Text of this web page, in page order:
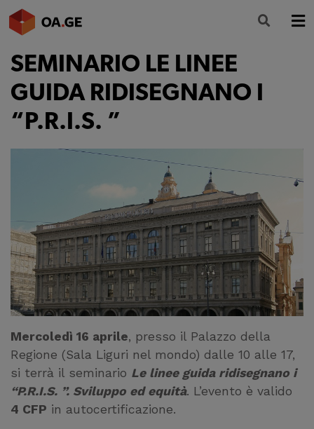
L’ORDINE
AMMINISTRAZIONE TRASPARENTE
ALBO
SEGRETERIA
FORMAZIONE
NEWS
SEMINARIO LE LINEE
GUIDA RIDISEGNANO I
“P.R.I.S. ”
Mercoledì 16 aprile, presso il Palazzo della
Regione (Sala Liguri nel mondo) dalle 10 alle 17,
si terrà il seminario Le linee guida ridisegnano i
“P.R.I.S. ”. Sviluppo ed equità. L’evento è valido
4 CFP in autocertificazione.